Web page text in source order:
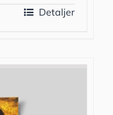
Detaljer